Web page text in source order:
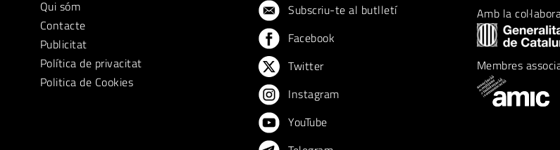
Qui sóm
Contacte
Publicitat
Política de privacitat
Politica de Cookies
Subscriu-te al butlletí
Facebook
Twitter
Instagram
YouTube
Amb la
Membres